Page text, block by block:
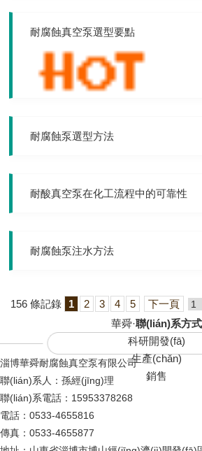
耐腐蝕真空泵選型要點
耐腐蝕泵選型方法
耐酸真空泵在化工流程中的可靠性
耐腐蝕泵注水方法
156 條記錄 1 2 3 4 5 下一頁
華舜·聯(lián)系方式
科研開發(fā)
生產(chǎn)
銷售
淄博華舜耐腐蝕真空泵有限公司
聯(lián)系人：孫經(jīng)理
聯(lián)系電話：15953378268
電話：0533-4655816
傳真：0533-4655877